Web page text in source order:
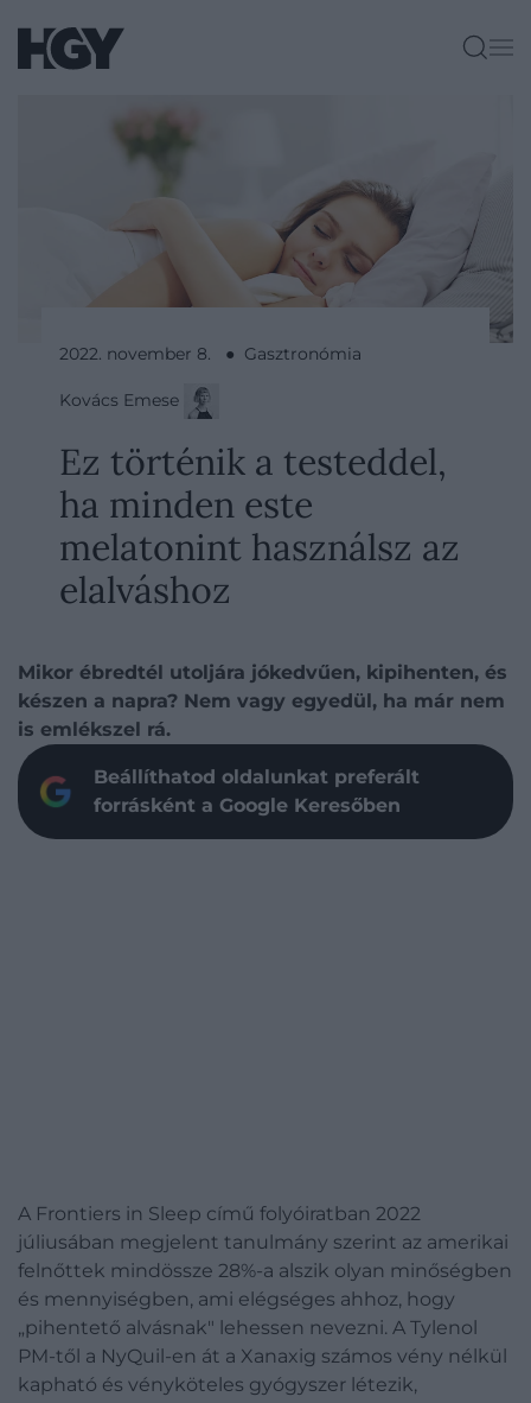
2022. november 8. ● Gasztronómia
Kovács Emese
Ez történik a testeddel,
ha minden este
melatonint használsz az
elalváshoz
Mikor ébredtél utoljára jókedvűen, kipihenten, és
készen a napra? Nem vagy egyedül, ha már nem
is emlékszel rá.
Beállíthatod oldalunkat preferált
forrásként a Google Keresőben
A Frontiers in Sleep című folyóiratban 2022
júliusában megjelent tanulmány szerint az amerikai
felnőttek mindössze 28%-a alszik olyan minőségben
és mennyiségben, ami elégséges ahhoz, hogy
„pihentető alvásnak" lehessen nevezni. A Tylenol
PM-től a NyQuil-en át a Xanaxig számos vény nélkül
kapható és vényköteles gyógyszer létezik,